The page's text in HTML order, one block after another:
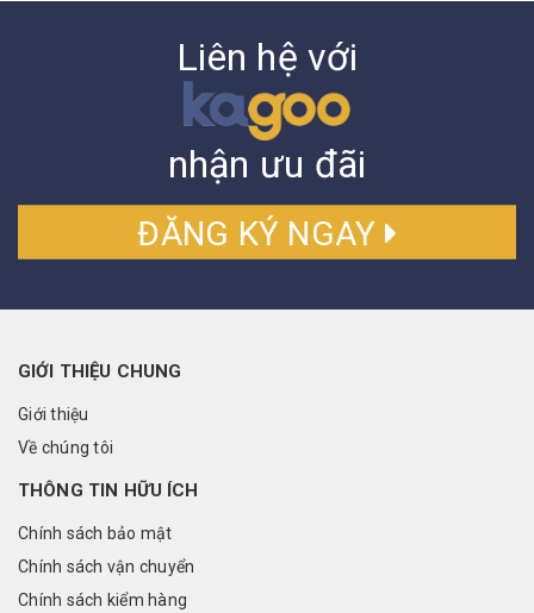
Liên hệ với
nhận ưu đãi
ĐĂNG KÝ NGAY
GIỚI THIỆU CHUNG
Giới thiệu
Về chúng tôi
THÔNG TIN HỮU ÍCH
Chính sách bảo mật
Chính sách vận chuyển
Chính sách kiểm hàng